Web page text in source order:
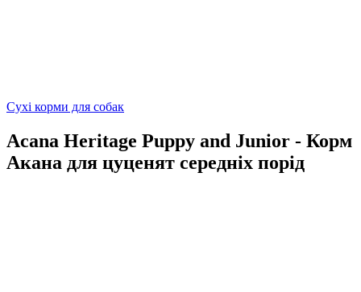
Сухі корми для собак
Acana Heritage Puppy and Junior - Корм
Акана ​​для цуценят середніх порід